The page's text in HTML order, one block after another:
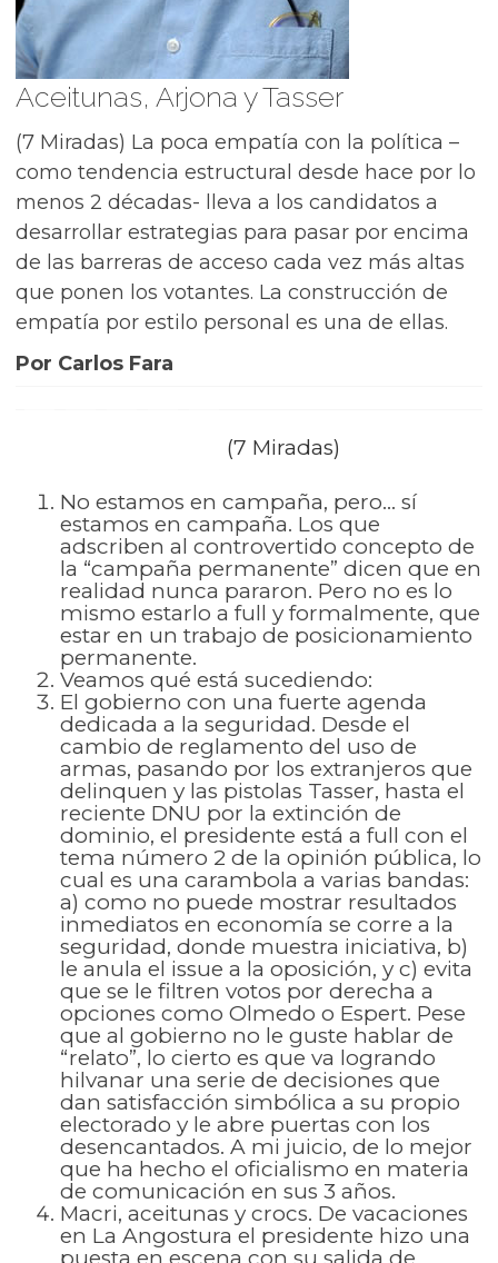
Aceitunas, Arjona y Tasser
(7 Miradas) La poca empatía con la política –
como tendencia estructural desde hace por lo
menos 2 décadas- lleva a los candidatos a
desarrollar estrategias para pasar por encima
de las barreras de acceso cada vez más altas
que ponen los votantes. La construcción de
empatía por estilo personal es una de ellas.
Por Carlos Fara
(7 Miradas)
No estamos en campaña, pero… sí
estamos en campaña. Los que
adscriben al controvertido concepto de
la “campaña permanente” dicen que en
realidad nunca pararon. Pero no es lo
mismo estarlo a full y formalmente, que
estar en un trabajo de posicionamiento
permanente.
Veamos qué está sucediendo:
El gobierno con una fuerte agenda
dedicada a la seguridad. Desde el
cambio de reglamento del uso de
armas, pasando por los extranjeros que
delinquen y las pistolas Tasser, hasta el
reciente DNU por la extinción de
dominio, el presidente está a full con el
tema número 2 de la opinión pública, lo
cual es una carambola a varias bandas:
a) como no puede mostrar resultados
inmediatos en economía se corre a la
seguridad, donde muestra iniciativa, b)
le anula el issue a la oposición, y c) evita
que se le filtren votos por derecha a
opciones como Olmedo o Espert. Pese
que al gobierno no le guste hablar de
“relato”, lo cierto es que va logrando
hilvanar una serie de decisiones que
dan satisfacción simbólica a su propio
electorado y le abre puertas con los
desencantados. A mi juicio, de lo mejor
que ha hecho el oficialismo en materia
de comunicación en sus 3 años.
Macri, aceitunas y crocs. De vacaciones
en La Angostura el presidente hizo una